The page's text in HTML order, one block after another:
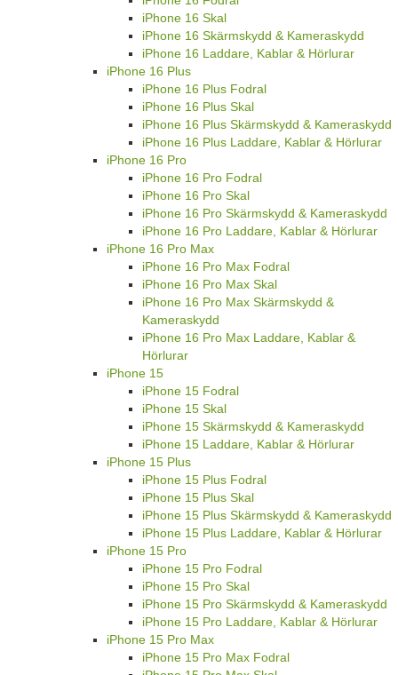
iPhone 16 Skal
iPhone 16 Skärmskydd & Kameraskydd
iPhone 16 Laddare, Kablar & Hörlurar
iPhone 16 Plus
iPhone 16 Plus Fodral
iPhone 16 Plus Skal
iPhone 16 Plus Skärmskydd & Kameraskydd
iPhone 16 Plus Laddare, Kablar & Hörlurar
iPhone 16 Pro
iPhone 16 Pro Fodral
iPhone 16 Pro Skal
iPhone 16 Pro Skärmskydd & Kameraskydd
iPhone 16 Pro Laddare, Kablar & Hörlurar
iPhone 16 Pro Max
iPhone 16 Pro Max Fodral
iPhone 16 Pro Max Skal
iPhone 16 Pro Max Skärmskydd &
Kameraskydd
iPhone 16 Pro Max Laddare, Kablar &
Hörlurar
iPhone 15
iPhone 15 Fodral
iPhone 15 Skal
iPhone 15 Skärmskydd & Kameraskydd
iPhone 15 Laddare, Kablar & Hörlurar
iPhone 15 Plus
iPhone 15 Plus Fodral
iPhone 15 Plus Skal
iPhone 15 Plus Skärmskydd & Kameraskydd
iPhone 15 Plus Laddare, Kablar & Hörlurar
iPhone 15 Pro
iPhone 15 Pro Fodral
iPhone 15 Pro Skal
iPhone 15 Pro Skärmskydd & Kameraskydd
iPhone 15 Pro Laddare, Kablar & Hörlurar
iPhone 15 Pro Max
iPhone 15 Pro Max Fodral